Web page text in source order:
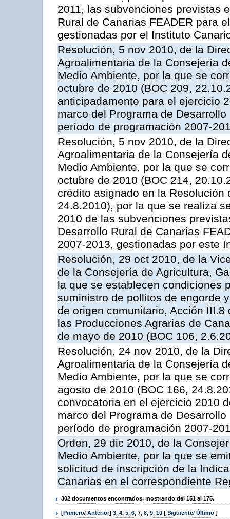
2011, las subvenciones previstas
Rural de Canarias FEADER para
gestionadas por el Instituto
Resolución, 5 nov 2010, de la
Agroalimentaria de la Consejería
Medio Ambiente, por la que se
octubre de 2010 (BOC 209,
anticipadamente para el ejercicio
marco del Programa de
período de programación 2007-
Resolución, 5 nov 2010, de la
Agroalimentaria de la Consejería
Medio Ambiente, por la que se
octubre de 2010 (BOC 214,
crédito asignado en la Resolución
24.8.2010), por la que se realiza
2010 de las subvenciones
Desarrollo Rural de Canarias
2007-2013, gestionadas por este
Resolución, 29 oct 2010, de la
de la Consejería de Agricultura,
la que se establecen condiciones
suministro de pollitos de engorde
de origen comunitario, Acción
las Producciones Agrarias de
de mayo de 2010 (BOC 106,
Resolución, 24 nov 2010, de la
Agroalimentaria de la Consejería
Medio Ambiente, por la que se
agosto de 2010 (BOC 166,
convocatoria en el ejercicio 2010
marco del Programa de
período de programación 2007-
Orden, 29 dic 2010, de la
Medio Ambiente, por la que se
solicitud de inscripción de la
Canarias en el correspondiente
302 documentos encontrados, mostrando del 151 al 175.
[Primero/ Anterior] 3, 4, 5, 6, 7, 8, 9, 10 [ Siguiente/ Último ]